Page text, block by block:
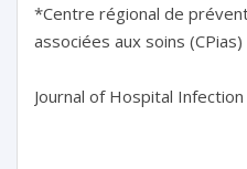
*Centre régional de
associées aux soins
Journal of Hospital